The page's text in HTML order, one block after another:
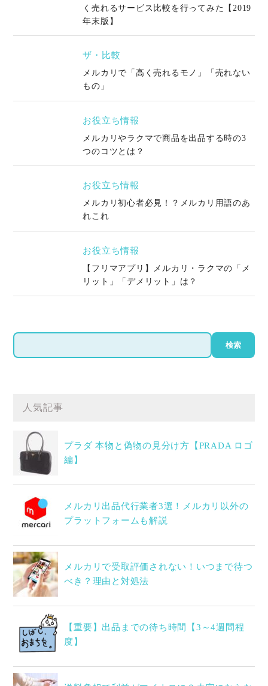
く売れるサービス比較を行ってみた【2019
年末版】
ザ・比較
メルカリで「高く売れるモノ」「売れない
もの」
お役立ち情報
メルカリやラクマで商品を出品する時の3
つのコツとは？
お役立ち情報
メルカリ初心者必見！？メルカリ用語のあ
れこれ
お役立ち情報
【フリマアプリ】メルカリ・ラクマの「メ
リット」「デメリット」は？
検
索
検索
人気記事
プラダ 本物と偽物の見分け方【PRADA ロゴ
編】
メルカリ出品代行業者3選！メルカリ以外の
プラットフォームも解説
メルカリで受取評価されない！いつまで待つ
べき？理由と対処法
【重要】出品までの待ち時間【3～4週間程
度】